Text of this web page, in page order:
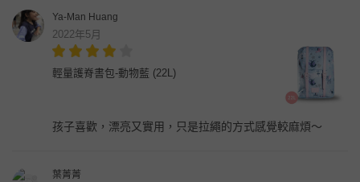
Ya-Man Huang
2022年5月
輕量護脊書包-動物藍 (22L)
孩子喜歡，漂亮又實用，只是拉繩的方式感覺較麻煩～
葉菁菁